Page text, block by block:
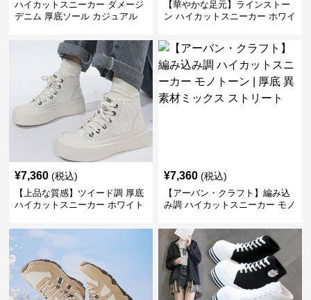
ハイカットスニーカー ダメージ
デニム 厚底ソール カジュアル
かわいい 学校 日常使い 履きや
【華やかな足元】ラインストー
ン ハイカットスニーカー ホワイ
ボン
¥7,360 (税込)
【上品な質感】ツイード調 厚底
ハイカットスニーカー ホワイト
ビ クラシック
¥7,360 (税込)
【アーバン・クラフト】編み込
み調 ハイカットスニーカー モノ
トリート